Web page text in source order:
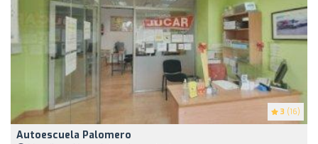
3 (16)
Autoescuela Palomero